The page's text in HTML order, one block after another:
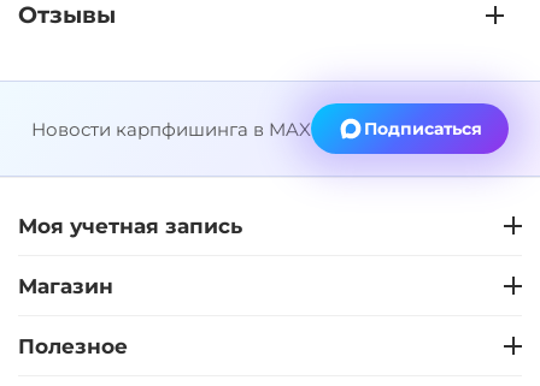
Отзывы
Новости карпфишинга в MAX Подписаться
Моя учетная запись
Магазин
Полезное